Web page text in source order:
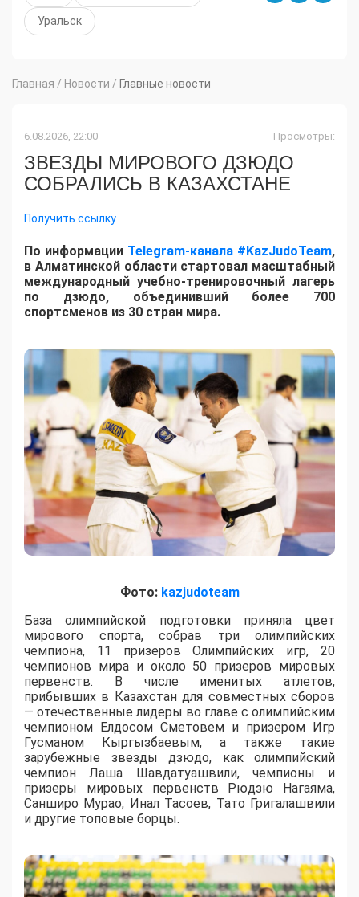
Уральск
Главная / Новости / Главные новости
6.08.2026, 22:00 Просмотры:
ЗВЕЗДЫ МИРОВОГО ДЗЮДО
СОБРАЛИСЬ В КАЗАХСТАНЕ
Получить ссылку
По информации Telegram-канала #KazJudoTeam,
в Алматинской области стартовал масштабный
международный учебно-тренировочный лагерь
по дзюдо, объединивший более 700
спортсменов из 30 стран мира.
Фото: kazjudoteam
База олимпийской подготовки приняла цвет
мирового спорта, собрав три олимпийских
чемпиона, 11 призеров Олимпийских игр, 20
чемпионов мира и около 50 призеров мировых
первенств. В числе именитых атлетов,
прибывших в Казахстан для совместных сборов
— отечественные лидеры во главе с олимпийским
чемпионом Елдосом Сметовем и призером Игр
Гусманом Кыргызбаевым, а также такие
зарубежные звезды дзюдо, как олимпийский
чемпион Лаша Шавдатуашвили, чемпионы и
призеры мировых первенств Рюдзю Нагаяма,
Санширо Мурао, Инал Тасоев, Тато Григалашвили
и другие топовые борцы.